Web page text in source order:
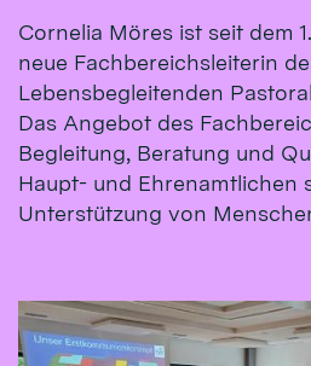
Cornelia Möres ist seit dem
neue Fachbereichsleiterin
Lebensbegleitenden
Das Angebot des
Begleitung, Beratung und
Haupt- und Ehrenamtlichen
Unterstützung von